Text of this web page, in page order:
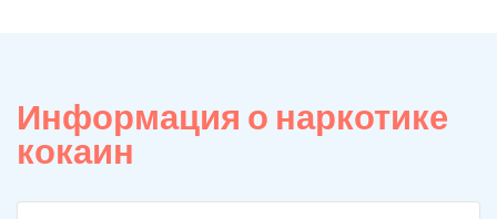
Информация о наркотике
кокаин